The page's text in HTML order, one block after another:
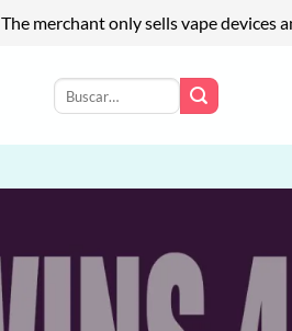
The merchant only sells vape devices
Buscar
por: